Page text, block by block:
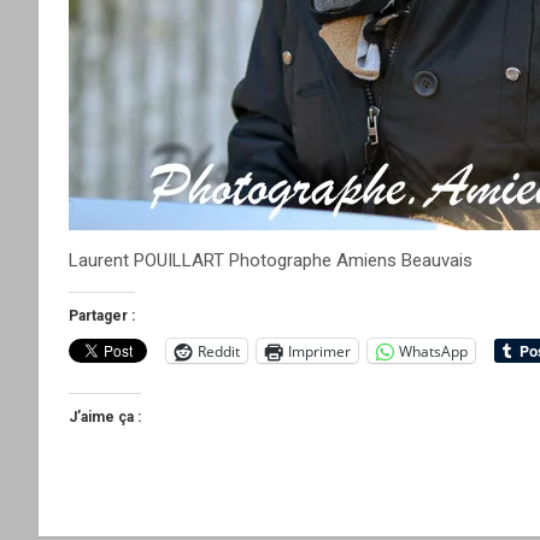
Laurent POUILLART Photographe Amiens Beauvais
Partager :
Reddit Imprimer WhatsApp
J’aime ça :